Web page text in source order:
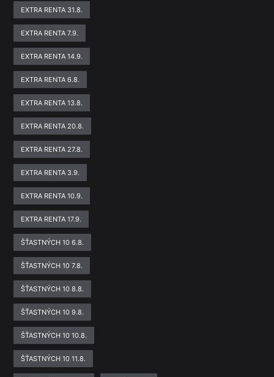
EXTRA RENTA 31.8.
EXTRA RENTA 7.9.
EXTRA RENTA 14.9.
EXTRA RENTA 6.8.
EXTRA RENTA 13.8.
EXTRA RENTA 20.8.
EXTRA RENTA 27.8.
EXTRA RENTA 3.9.
EXTRA RENTA 10.9.
EXTRA RENTA 17.9.
ŠŤASTNÝCH 10 6.8.
ŠŤASTNÝCH 10 7.8.
ŠŤASTNÝCH 10 8.8.
ŠŤASTNÝCH 10 9.8.
ŠŤASTNÝCH 10 10.8.
ŠŤASTNÝCH 10 11.8.